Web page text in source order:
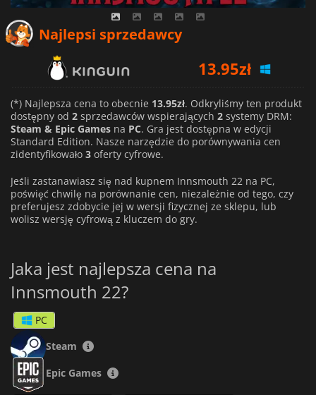
Najlepsi sprzedawcy
13.95zł
14.53
zł
(*) Najlepsza cena to obecnie 13.95zł. Odkryliśmy ten produkt
dostępny od 2 sprzedawców wspierających 2 systemy DRM:
Steam & Epic Games na PC. Gra jest dostępna w edycji
Standard Edition. Nasze narzędzie do porównywania cen
zidentyfikowało 3 oferty cyfrowe.
Jeśli zastanawiasz się nad kupnem Innsmouth 22 na PC,
poświęć chwilę na porównanie cen, niezależnie od tego, czy
preferujesz zdobycie jej w wersji fizycznej ze sklepu, lub
wolisz wersję cyfrową z kluczem do gry.
Jaka jest najlepsza cena na
Innsmouth 22?
PC
Steam
Epic Games